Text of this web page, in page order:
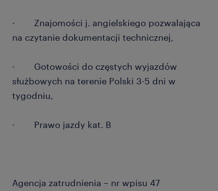
· Znajomości j. angielskiego pozwalająca
na czytanie dokumentacji technicznej,
· Gotowości do częstych wyjazdów
służbowych na terenie Polski 3-5 dni w
tygodniu,
· Prawo jazdy kat. B
Agencja zatrudnienia – nr wpisu 47